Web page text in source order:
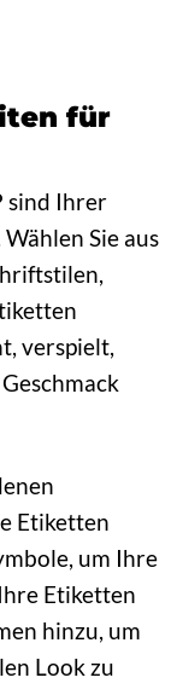
für
sind Ihrer
Sie aus
verspielt,
Etiketten
um Ihre
Etiketten
hinzu, um
Look zu